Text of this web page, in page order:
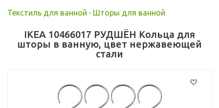
Текстиль для ванной - Шторы для ванной
IKEA 10466017 РУДШЁН Кольца для
шторы в ванную, цвет нержавеющей
стали